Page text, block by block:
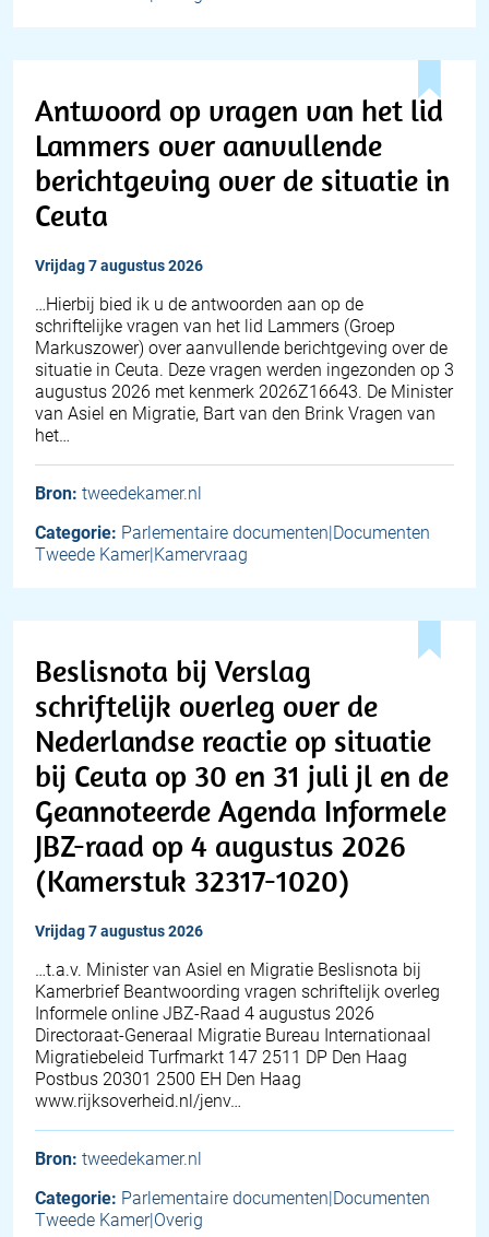
Antwoord op vragen van het lid
Lammers over aanvullende
berichtgeving over de situatie in
Ceuta
vrijdag 7 augustus 2026
… Hierbij bied ik u de antwoorden aan op de
schriftelijke vragen van het lid Lammers (Groep
Markuszower) over aanvullende berichtgeving over de
situatie in Ceuta. Deze vragen werden ingezonden op 3
augustus 2026 met kenmerk 2026Z16643. De Minister
van Asiel en Migratie, Bart van den Brink Vragen van
het…
Bron: tweedekamer.nl
Categorie: Parlementaire documenten|Documenten
Tweede Kamer|Kamervraag
Beslisnota bij Verslag
schriftelijk overleg over de
Nederlandse reactie op situatie
bij Ceuta op 30 en 31 juli jl en de
Geannoteerde Agenda Informele
JBZ-raad op 4 augustus 2026
(Kamerstuk 32317-1020)
vrijdag 7 augustus 2026
…t.a.v. Minister van Asiel en Migratie Beslisnota bij
Kamerbrief Beantwoording vragen schriftelijk overleg
Informele online JBZ-Raad 4 augustus 2026
Directoraat-Generaal Migratie Bureau Internationaal
Migratiebeleid Turfmarkt 147 2511 DP Den Haag
Postbus 20301 2500 EH Den Haag
www.rijksoverheid.nl/jenv…
Bron: tweedekamer.nl
Categorie: Parlementaire documenten|Documenten
Tweede Kamer|Overig